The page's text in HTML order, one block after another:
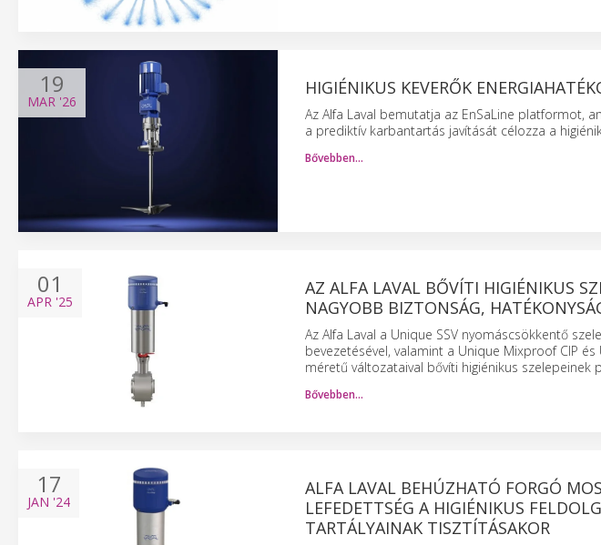
19
MAR '26
HIGIÉNIKUS KEVERŐK
Az Alfa Laval bemutatja az EnSaLine platformot,
a prediktív karbantartás javítását célozza a
Bővebben…
01
APR '25
AZ ALFA LAVAL BŐVÍTI HIGIÉNIKUS
NAGYOBB BIZTONSÁG,
Az Alfa Laval a Unique SSV nyomáscsökkentő
bevezetésével, valamint a Unique Mixproof CIP
méretű változataival bővíti higiénikus szelepeinek
Bővebben…
17
JAN '24
ALFA LAVAL BEHÚZHATÓ FORGÓ
LEFEDETTSÉG A HIGIÉNIKUS
TARTÁLYAINAK TISZTÍTÁSAKOR